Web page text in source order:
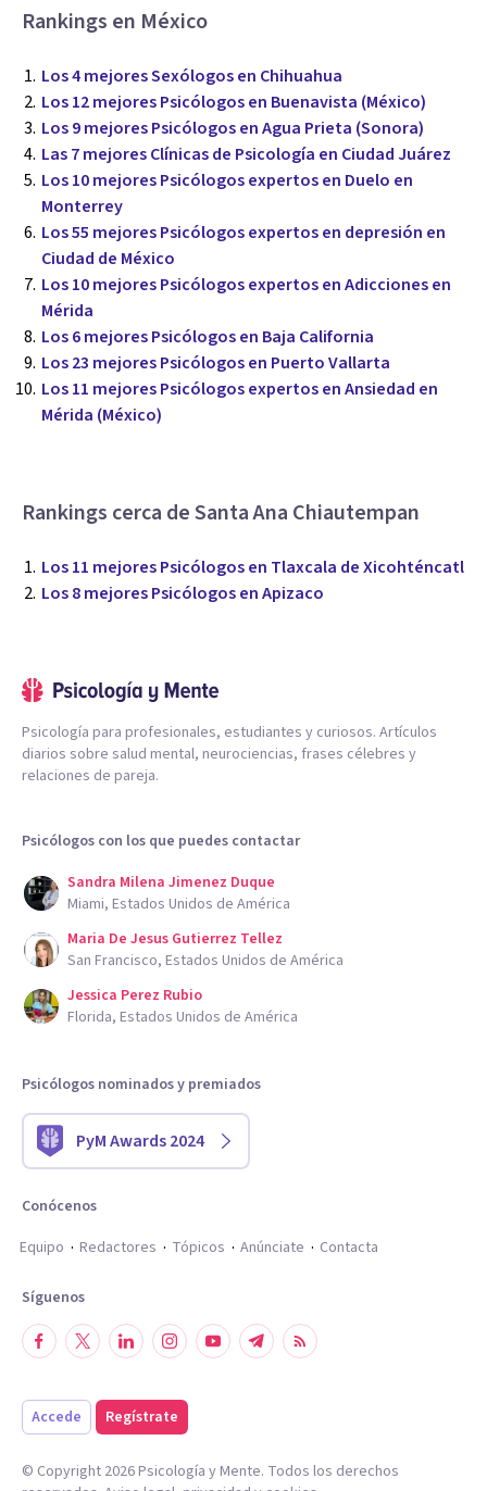
Rankings en México
Los 4 mejores Sexólogos en Chihuahua
Los 12 mejores Psicólogos en Buenavista (México)
Los 9 mejores Psicólogos en Agua Prieta (Sonora)
Las 7 mejores Clínicas de Psicología en Ciudad Juárez
Los 10 mejores Psicólogos expertos en Duelo en
Monterrey
Los 55 mejores Psicólogos expertos en depresión en
Ciudad de México
Los 10 mejores Psicólogos expertos en Adicciones en
Mérida
Los 6 mejores Psicólogos en Baja California
Los 23 mejores Psicólogos en Puerto Vallarta
Los 11 mejores Psicólogos expertos en Ansiedad en
Mérida (México)
Rankings cerca de Santa Ana Chiautempan
Los 11 mejores Psicólogos en Tlaxcala de Xicohténcatl
Los 8 mejores Psicólogos en Apizaco
Psicología para profesionales, estudiantes y curiosos. Artículos
diarios sobre salud mental, neurociencias, frases célebres y
relaciones de pareja.
Psicólogos con los que puedes contactar
Sandra Milena Jimenez Duque
Miami, Estados Unidos de América
Maria De Jesus Gutierrez Tellez
San Francisco, Estados Unidos de América
Jessica Perez Rubio
Florida, Estados Unidos de América
Psicólogos nominados y premiados
PyM Awards 2024
Conócenos
Equipo
Redactores Tópicos Anúnciate Contacta
Síguenos
Accede Regístrate
© Copyright 2026Psicología y Mente. Todos los derechos